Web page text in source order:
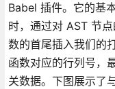
Babel 插件。它的基
时，通过对 AST 节
数的首尾插入我们的
函数对应的行列号，
关数据。下图展示了